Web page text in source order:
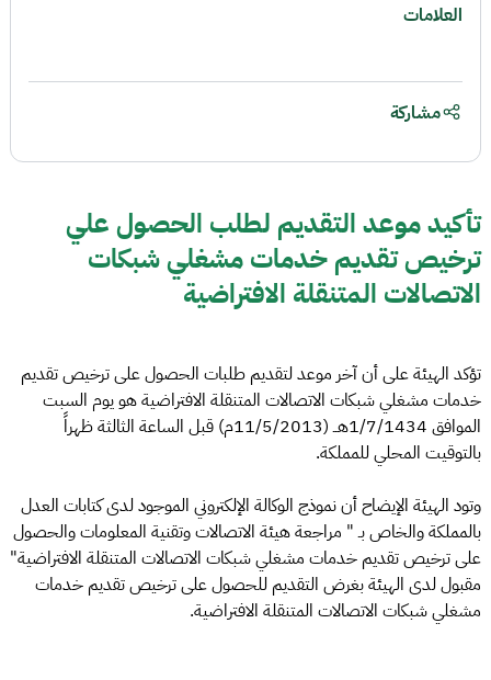
تأكيد موعد التقديم لطلب الحصول علي
ترخيص تقديم خدمات مشغلي شبكات
الاتصالات المتنقلة الافتراضية
تؤكد الهيئة على أن آخر موعد لتقديم طلبات الحصول على ترخيص تقديم
خدمات مشغلي شبكات الاتصالات المتنقلة الافتراضية هو يوم السبت
الموافق 1/7/1434هــ (11/5/2013م) قبل الساعة الثالثة ظهراً
بالتوقيت المحلي للمملكة.
وتود الهيئة الإيضاح أن نموذج الوكالة الإلكتروني الموجود لدى كتابات العدل
بالمملكة والخاص بـ " مراجعة هيئة الاتصالات وتقنية المعلومات والحصول
على ترخيص تقديم خدمات مشغلي شبكات الاتصالات المتنقلة الافتراضية"
مقبول لدى الهيئة بغرض التقديم للحصول على ترخيص تقديم خدمات
مشغلي شبكات الاتصالات المتنقلة الافتراضية.
العلامات
مشاركة